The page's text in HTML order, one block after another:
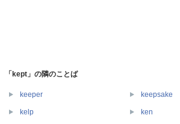
「kept」の隣のことば
keeper keepsake
kelp ken